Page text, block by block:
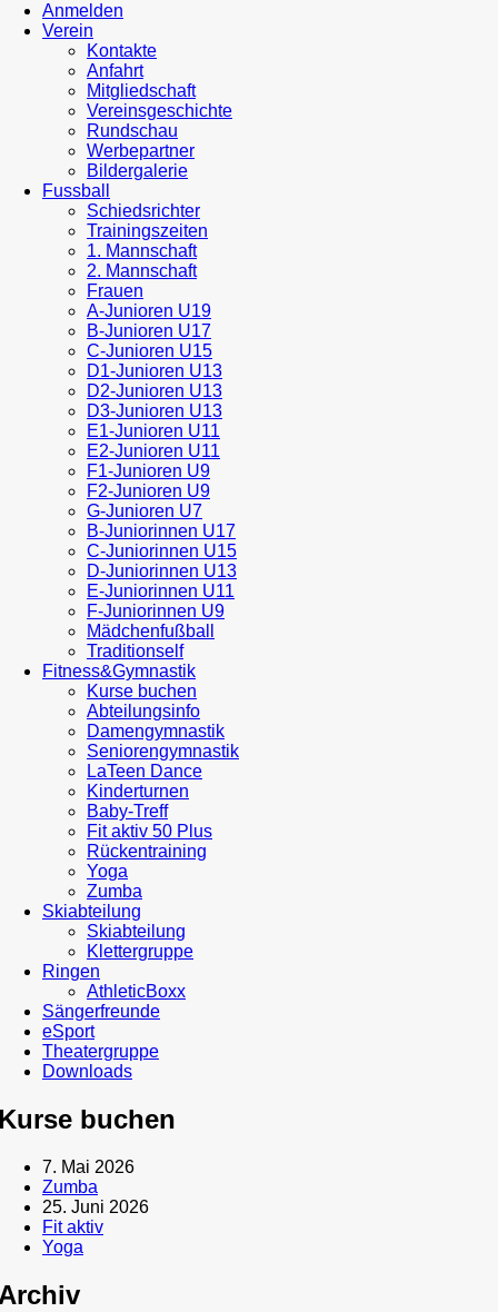
Anmelden
Verein
Kontakte
Anfahrt
Mitgliedschaft
Vereinsgeschichte
Rundschau
Werbepartner
Bildergalerie
Fussball
Schiedsrichter
Trainingszeiten
1. Mannschaft
2. Mannschaft
Frauen
A-Junioren U19
B-Junioren U17
C-Junioren U15
D1-Junioren U13
D2-Junioren U13
D3-Junioren U13
E1-Junioren U11
E2-Junioren U11
F1-Junioren U9
F2-Junioren U9
G-Junioren U7
B-Juniorinnen U17
C-Juniorinnen U15
D-Juniorinnen U13
E-Juniorinnen U11
F-Juniorinnen U9
Mädchenfußball
Traditionself
Fitness&Gymnastik
Kurse buchen
Abteilungsinfo
Damengymnastik
Seniorengymnastik
LaTeen Dance
Kinderturnen
Baby-Treff
Fit aktiv 50 Plus
Rückentraining
Yoga
Zumba
Skiabteilung
Skiabteilung
Klettergruppe
Ringen
AthleticBoxx
Sängerfreunde
eSport
Theatergruppe
Downloads
buchen
7. Mai 2026
Zumba
25. Juni 2026
Fit aktiv
Yoga